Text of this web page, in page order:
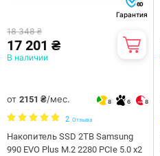
60
Гарантия
18 348 ₴
17 201 ₴
В наличии
от 2151 ₴/мес. 8 6 8
2 Отзыва
Накопитель SSD 2ТB Samsung
990 EVO Plus M.2 2280 PCIe 5.0 x2